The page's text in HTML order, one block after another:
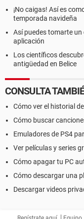
¡No caigas! Así es
temporada navideña
Así puedes tomarte
aplicación
Los científicos
antigüedad en Belice
CONSULTA
Cómo ver el historial
Cómo buscar
Emuladores de PS4
Ver películas y series
Cómo apagar tu PC
Cómo descargar una
Descargar videos